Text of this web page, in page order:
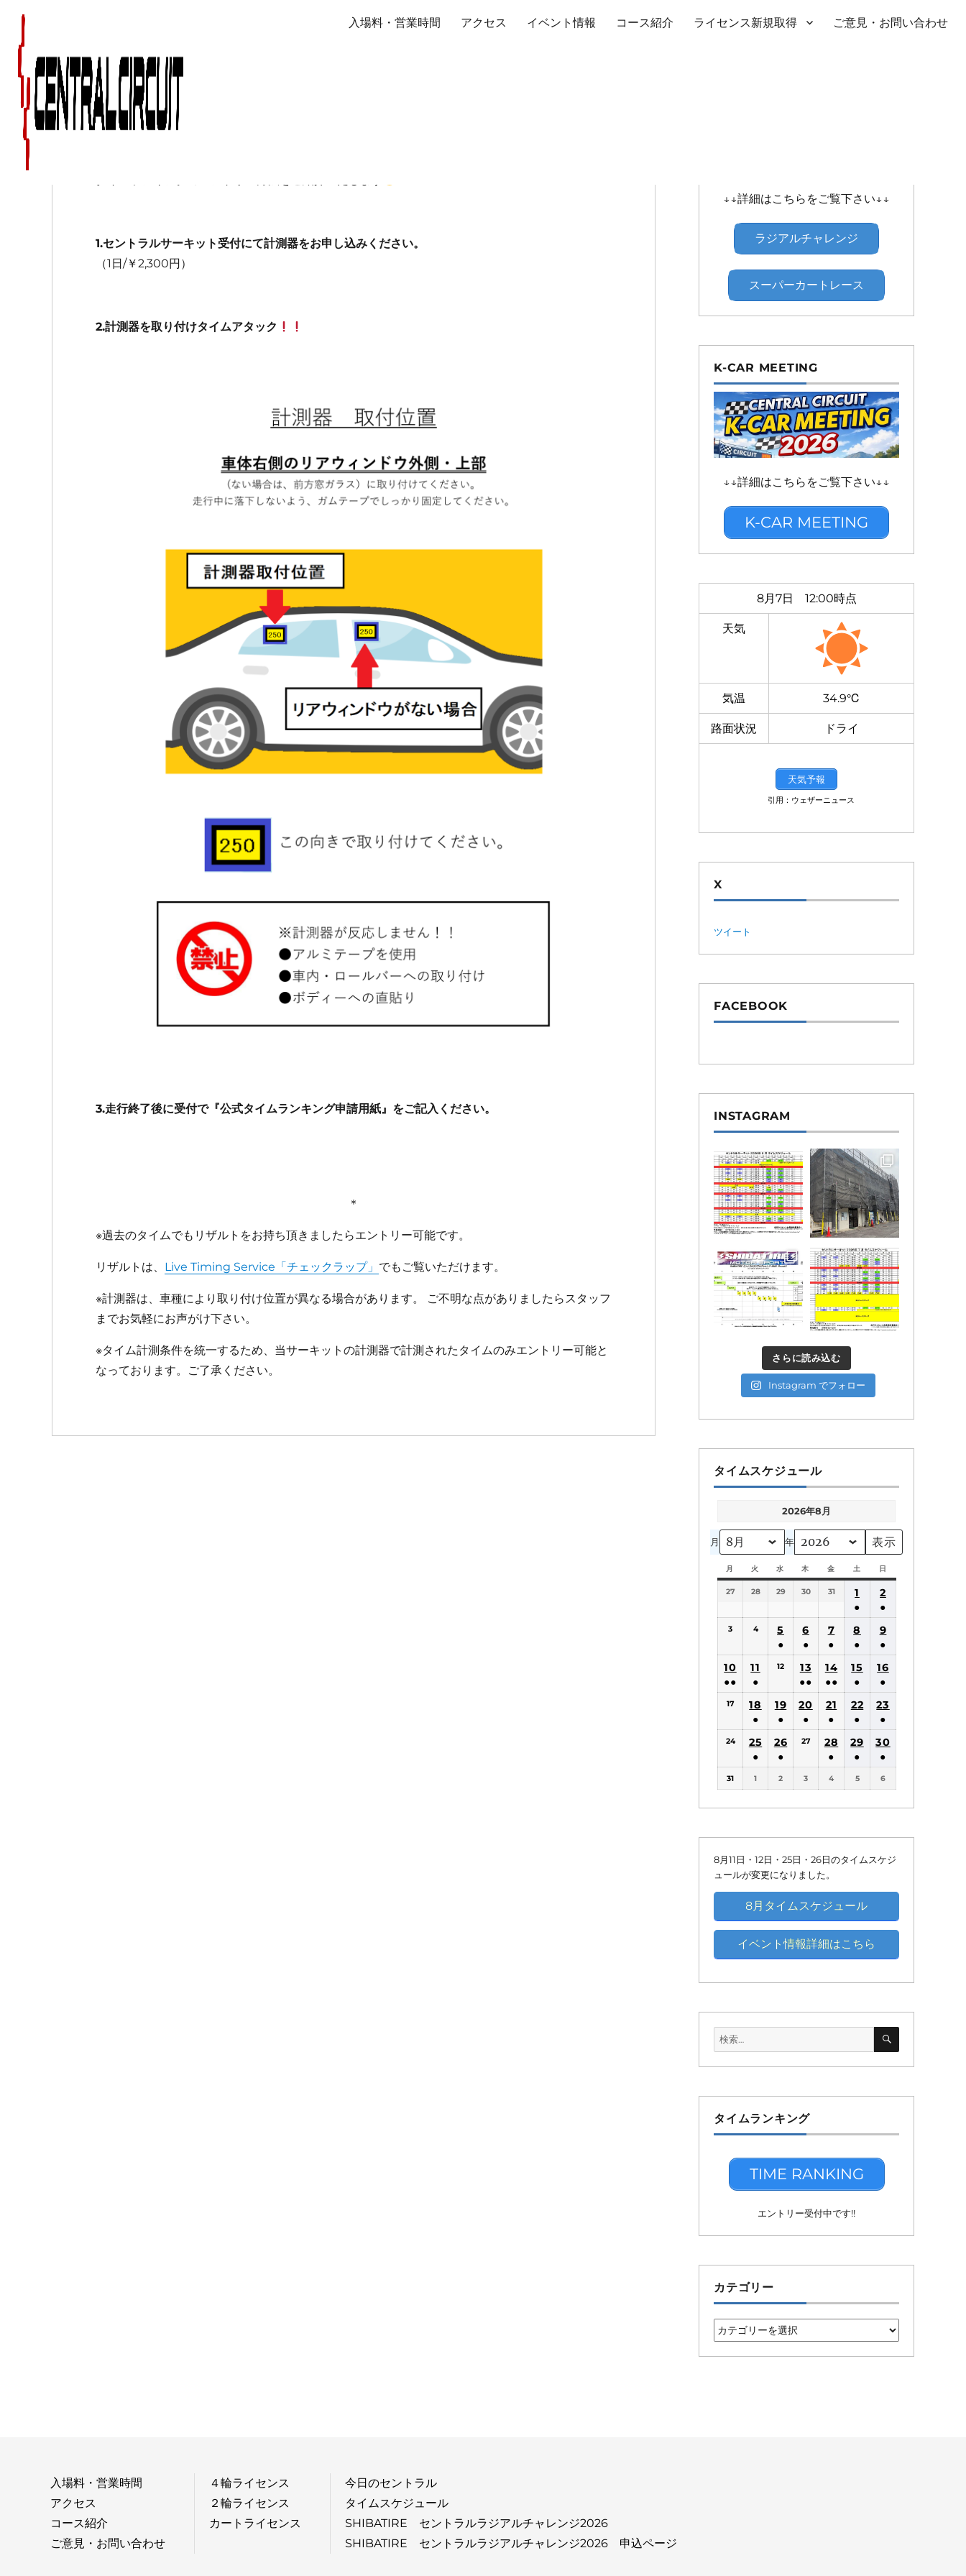
入場料・営業時間 アクセス イベント情報 コース紹介 ライセンス新規取得 ご意見・お問い合わせ
タイムランキング エントリー方法
1.セントラルサーキット受付にて計測器をお申し込みください。
（1日/￥2,300円）
2.計測器を取り付けタイムアタック
3.走行終了後に受付で『公式タイムランキング申請用紙』をご記入ください。
＊
※過去のタイムでもリザルトをお持ち頂きましたらエントリー可能です。
リザルトは、 Live Timing Service「チェックラップ」 でもご覧いただけます。
※計測器は、車種により取り付け位置が異なる場合があります。 ご不明な点がありましたらスタッフ
までお気軽にお声がけ下さい。
※タイム計測条件を統一するため、当サーキットの計測器で計測されたタイムのみエントリー可能と
なっております。ご了承ください。
↓↓詳細はこちらをご覧下さい↓↓
ラジアルチャレンジ
スーパーカートレース
K-CAR MEETING
↓↓詳細はこちらをご覧下さい↓↓
K-CAR MEETING
8月7日 12:00時点
天気
気温 34.9℃
路面状況 ドライ
天気予報
引用：ウェザーニュース
X
ツイート
FACEBOOK
INSTAGRAM
さらに読み込む
Instagram でフォロー
タイムスケジュール
2026年8月
月 年
月
曜
日
火
曜
日
水
曜
日
木
曜
日
金
曜
土
曜
日
曜
27 28 29 30 31
1
●
(1
件
の
イ
ベ
ン
ト)
2
●
(1
件
の
イ
ベ
ン
ト)
3 4
5
●
(1
の
イ
ベ
ン
ト)
6
●
(1
件
の
イ
ベ
ン
7
●
(1
件
の
イ
ベ
ン
ト)
8
●
(1
件
の
イ
ベ
ン
ト)
9
●
(1
件
の
イ
ベ
ン
ト)
10
●●
(2
の
イ
ン
11
●
(1
件
の
イ
ベ
ン
12
13
●●
(2
件
の
イ
ン
14
●●
(2
件
の
イ
ベ
ン
15
●
(1
件
の
イ
ベ
ン
16
●
(1
件
の
イ
ベ
ン
17
18
●
(1
件
イ
19
●
(1
件
イ
20
●
(1
イ
21
●
(1
件
イ
22
●
(1
件
イ
23
●
(1
件
イ
24
25
●
件
ベ
ン
ト)
26
●
件
ベ
ン
ト)
27
28
●
件
ベ
ン
29
●
件
ベ
ン
30
●
件
ベ
ン
31 1 2 3 4 5 6
8月11日・12日・25日・26日のタイムスケジ
ュールが変更になりました。
8月タイムスケジュール
イベント情報詳細はこちら
検
索:
検
タイムランキング
TIME RANKING
エントリー受付中です!!
カテゴリー
カ
テ
入場料・営業時間
アクセス
コース紹介
ご意見・お問い合わせ
４輪ライセンス
２輪ライセンス
カートライセンス
今日のセントラル
タイムスケジュール
SHIBATIRE セントラルラジアルチャレンジ2026
SHIBATIRE セントラルラジアルチャレンジ2026 申込ページ